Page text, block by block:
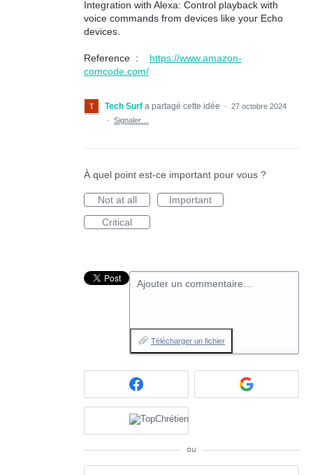
Integration with Alexa: Control playback with
voice commands from devices like your Echo
devices.
Reference : https://www.amazon-
comcode.com/
Tech Surf a partagé cette idée · 27 octobre 2024
· Signaler…
À quel point est-ce important pour vous ?
Not at all
Important
Critical
Ajouter un commentaire…
Télécharger un fichier
ou